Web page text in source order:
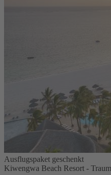
Ausflugspaket geschenkt
Kiwengwa Beach Resort -